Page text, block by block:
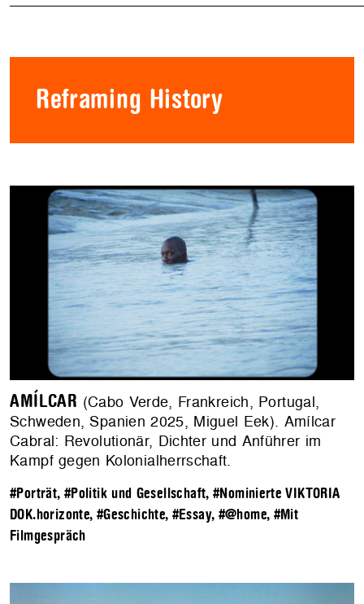
Reframing History
AMÍLCAR (Cabo Verde, Frankreich, Portugal,
Schweden, Spanien 2025, Miguel Eek). Amílcar
Cabral: Revolutionär, Dichter und Anführer im
Kampf gegen Kolonialherrschaft.
#Porträt, #Politik und Gesellschaft, #Nominierte VIKTORIA
DOK.horizonte, #Geschichte, #Essay, #@home, #Mit
Filmgespräch